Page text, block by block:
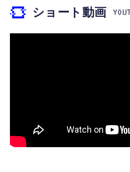
￥999
ジングベース付き ロ
ショート動画